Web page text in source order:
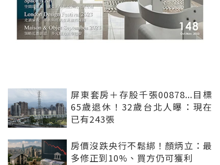
屏東套房＋存股千張00878...目標
65歲退休！32歲台北人曝：現在
已有243張
房價沒跌央行不鬆綁！顏炳立：最
多修正到10%、買方仍可獲利